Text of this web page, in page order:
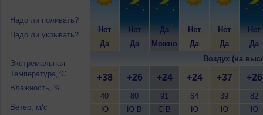
Надо ли поливать?
Надо ли укрывать?
Экстремальная
Температура,°C
Влажность, %
Ветер, м/с
Нет
Да
Нет
Да
Да
Можно
Нет
Да
Нет
Да
Нет
Да
Воздух (на
+38
40
Ю
+26
80
Ю-В
+24
91
С-В
+24
64
Ю
+37
39
Ю
+26
82
Ю